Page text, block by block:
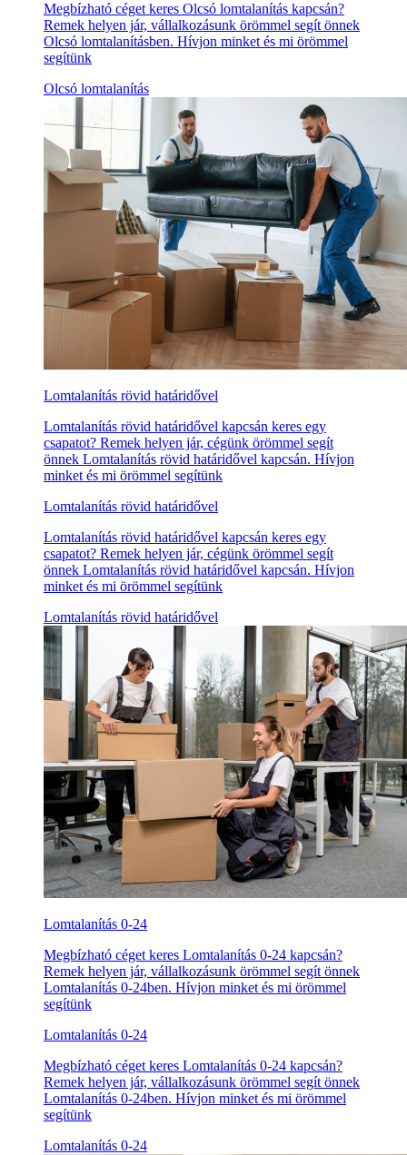
Megbízható céget keres Olcsó lomtalanítás kapcsán?
Remek helyen jár, vállalkozásunk örömmel segít önnek
Olcsó lomtalanításben. Hívjon minket és mi örömmel
segítünk
Olcsó lomtalanítás
Lomtalanítás rövid határidővel
Lomtalanítás rövid határidővel kapcsán keres egy
csapatot? Remek helyen jár, cégünk örömmel segít
önnek Lomtalanítás rövid határidővel kapcsán. Hívjon
minket és mi örömmel segítünk
Lomtalanítás rövid határidővel
Lomtalanítás rövid határidővel kapcsán keres egy
csapatot? Remek helyen jár, cégünk örömmel segít
önnek Lomtalanítás rövid határidővel kapcsán. Hívjon
minket és mi örömmel segítünk
Lomtalanítás rövid határidővel
Lomtalanítás 0-24
Megbízható céget keres Lomtalanítás 0-24 kapcsán?
Remek helyen jár, vállalkozásunk örömmel segít önnek
Lomtalanítás 0-24ben. Hívjon minket és mi örömmel
segítünk
Lomtalanítás 0-24
Megbízható céget keres Lomtalanítás 0-24 kapcsán?
Remek helyen jár, vállalkozásunk örömmel segít önnek
Lomtalanítás 0-24ben. Hívjon minket és mi örömmel
segítünk
Lomtalanítás 0-24